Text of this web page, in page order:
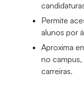
Permite
alunos por
Aproxima
no campus,
carreiras.